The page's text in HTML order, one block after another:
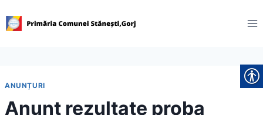
to
ANUNȚURI
Anunț rezultate proba